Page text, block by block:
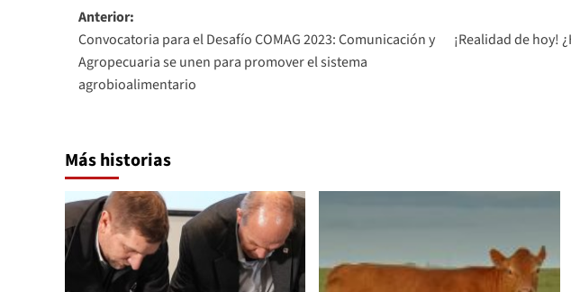
Navegación
de
entradas
Anterior:
Convocatoria para el Desafío COMAG 2023: Comunicación y
Agropecuaria se unen para promover el sistema
agrobioalimentario
¡Realidad de hoy!
Más historias